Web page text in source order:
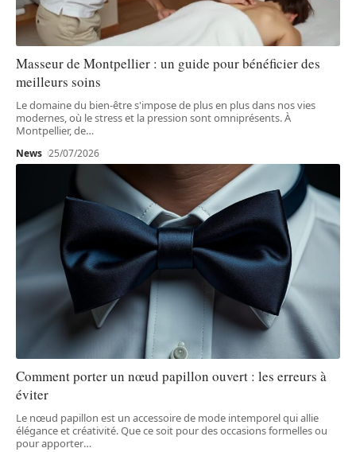
Masseur de Montpellier : un guide pour bénéficier des
meilleurs soins
Le domaine du bien-être s'impose de plus en plus dans nos vies
modernes, où le stress et la pression sont omniprésents. À
Montpellier, de…
News 25/07/2026
Comment porter un nœud papillon ouvert : les erreurs à
éviter
Le nœud papillon est un accessoire de mode intemporel qui allie
élégance et créativité. Que ce soit pour des occasions formelles ou
pour apporter…